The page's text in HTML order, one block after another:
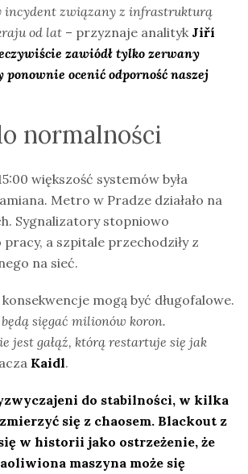
incydent związany z infrastrukturą
od lat – przyznaje analityk Jiří
zawiódł tylko zerwany
ocenić odporność naszej
normalności
większość systemów była
Metro w Pradze działało na
Sygnalizatory stopniowo
a szpitale przechodziły z
na sieć.
mogą być długofalowe.
sięgać milionów koron.
jest gałąź, którą restartuje się jak
Kaidl.
do stabilności, w kilka
się z chaosem. Blackout z
w historii jako ostrzeżenie, że
maszyna może się